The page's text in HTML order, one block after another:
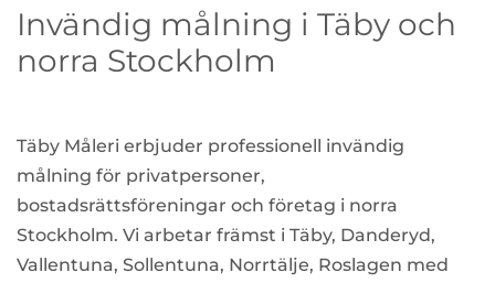
Invändig målning i Täby och
norra Stockholm
Täby Måleri erbjuder professionell invändig
målning för privatpersoner,
bostadsrättsföreningar och företag i norra
Stockholm. Vi arbetar främst i Täby, Danderyd,
Vallentuna, Sollentuna, Norrtälje, Roslagen med